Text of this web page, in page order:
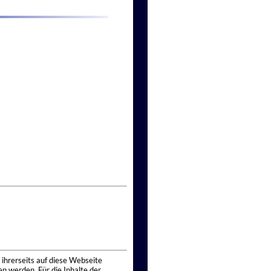
auf diese Webseite